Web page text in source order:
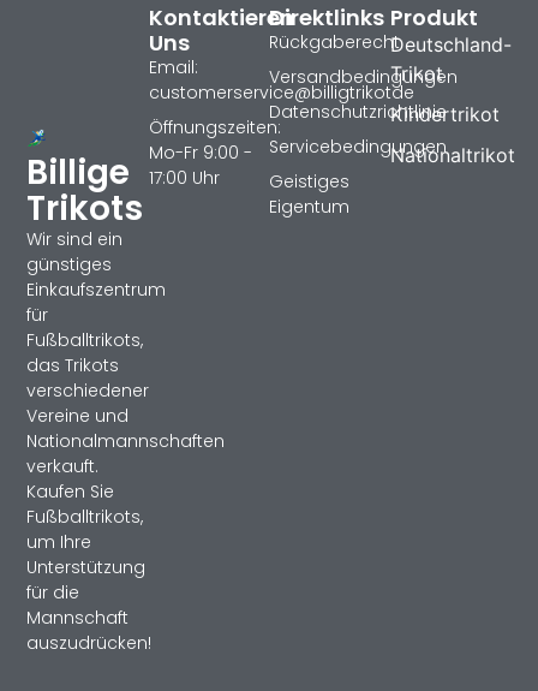
Billige
Trikots
Wir sind ein
günstiges
Einkaufszentrum
für
Fußballtrikots,
das Trikots
verschiedener
Vereine und
Nationalmannschaften
verkauft.
Kaufen Sie
Fußballtrikots,
um Ihre
Unterstützung
für die
Mannschaft
auszudrücken!
Produkt
Deutschland-
Trikot
Kindertrikot
Nationaltrikot
Direktlinks
Rückgaberecht
Versandbedingungen
Datenschutzrichtlinie
Servicebedingungen
Geistiges
Eigentum
Kontaktieren
Uns
Email:
customerservice@billigtrikotde
Öffnungszeiten:
Mo-Fr 9:00 -
17:00 Uhr